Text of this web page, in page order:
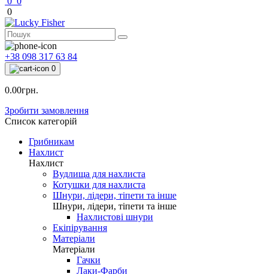
0
+38 098 317 63 84
0
0.00грн.
Зробити замовлення
Список категорій
Грибникам
Нахлист
Нахлист
Вудлища для нахлиста
Котушки для нахлиста
Шнури, лідери, тіпети та інше
Шнури, лідери, тіпети та інше
Нахлистові шнури
Екіпірування
Матеріали
Матеріали
Гачки
Лаки-Фарби